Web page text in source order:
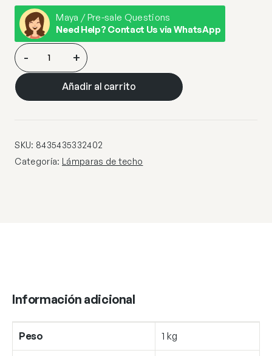
Maya / Pre-sale Questions
Need Help? Contact Us via WhatsApp
COLETTE-
LAMPARA
60Ø
ORO
cantidad
- +
Añadir al carrito
SKU: 8435435332402
Categoría: Lámparas de techo
Información adicional
Peso 1 kg